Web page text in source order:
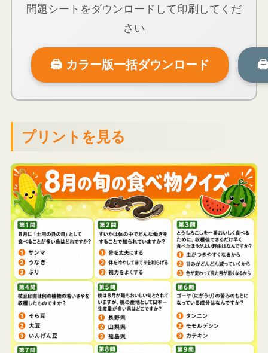
問題シートをダウンロードして印刷してくだ
さい
🖨 カラー版一括ダウンロード 🖨
プリントを見る